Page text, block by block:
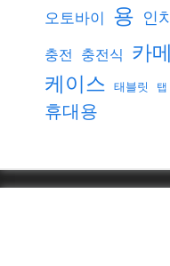
오토바이 용 인
충전 충전식 카
케이스 태블릿 탭
휴대용